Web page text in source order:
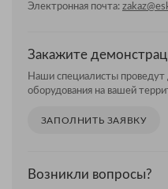
Электронная почта:
Закажите
Наши специалисты
оборудования на вашей
ЗАПОЛНИТЬ ЗАЯВКУ
Возникли вопросы?